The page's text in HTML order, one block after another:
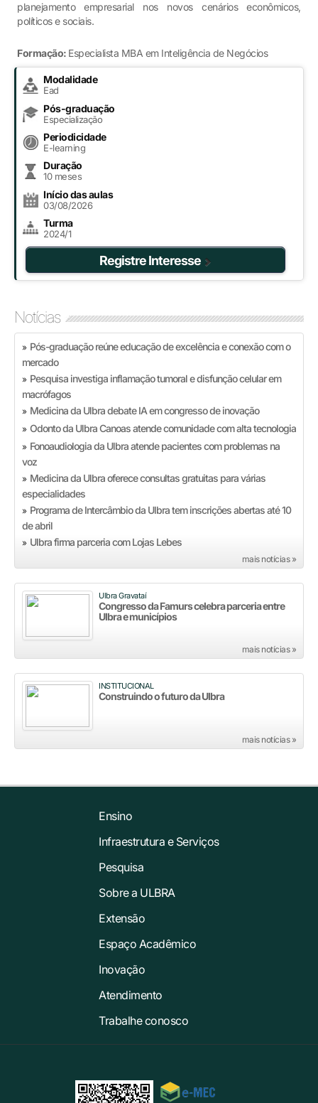
planejamento empresarial nos novos cenários econômicos,
políticos e sociais.
Formação: Especialista MBA em Inteligência de Negócios
Modalidade
Ead
Pós-graduação
Especialização
Periodicidade
E-learning
Duração
10 meses
Início das aulas
03/08/2026
Turma
2024/1
Registre Interesse
Notícias
» Pós-graduação reúne educação de excelência e conexão com o
mercado
» Pesquisa investiga inflamação tumoral e disfunção celular em
macrófagos
» Medicina da Ulbra debate IA em congresso de inovação
» Odonto da Ulbra Canoas atende comunidade com alta tecnologia
» Fonoaudiologia da Ulbra atende pacientes com problemas na
voz
» Medicina da Ulbra oferece consultas gratuitas para várias
especialidades
» Programa de Intercâmbio da Ulbra tem inscrições abertas até 10
de abril
» Ulbra firma parceria com Lojas Lebes
mais notícias »
Ulbra Gravataí
Congresso da Famurs celebra parceria entre
Ulbra e municípios
mais notícias »
INSTITUCIONAL
Construindo o futuro da Ulbra
mais notícias »
Ensino
Infraestrutura e Serviços
Pesquisa
Sobre a ULBRA
Extensão
Espaço Acadêmico
Inovação
Atendimento
Trabalhe conosco